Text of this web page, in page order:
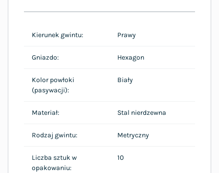
Kierunek gwintu: Prawy
Gniazdo: Hexagon
Kolor powłoki
(pasywacji):
Biały
Materiał: Stal nierdzewna
Rodzaj gwintu: Metryczny
Liczba sztuk w
opakowaniu:
10